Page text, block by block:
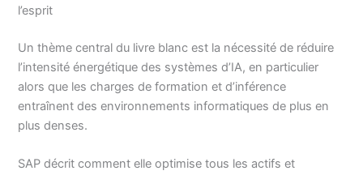
l’esprit
Un thème central du livre blanc est la nécessité de réduire
l’intensité énergétique des systèmes d’IA, en particulier
alors que les charges de formation et d’inférence
entraînent des environnements informatiques de plus en
plus denses.
SAP décrit comment elle optimise tous les actifs et